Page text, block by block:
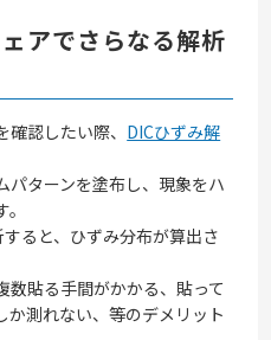
アでさらなる解析
認したい際、 DICひずみ解
パターンを塗布し、現象をハ
ると、ひずみ分布が算出さ
数貼る手間がかかる、貼って
か測れない、等のデメリット